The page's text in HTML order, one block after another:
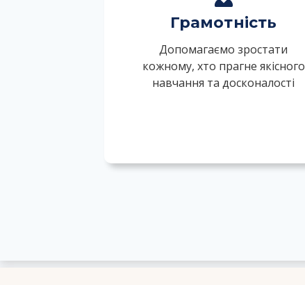
Грамотність
Допомагаємо зростати
кожному, хто прагне якісного
навчання та досконалості